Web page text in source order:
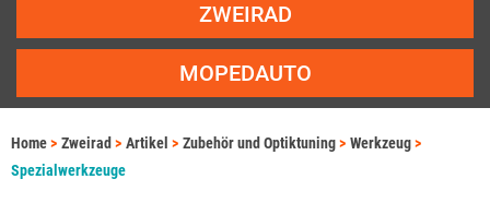
ZWEIRAD
MOPEDAUTO
Home Zweirad Artikel Zubehör und Optiktuning
Werkzeug
Spezialwerkzeuge